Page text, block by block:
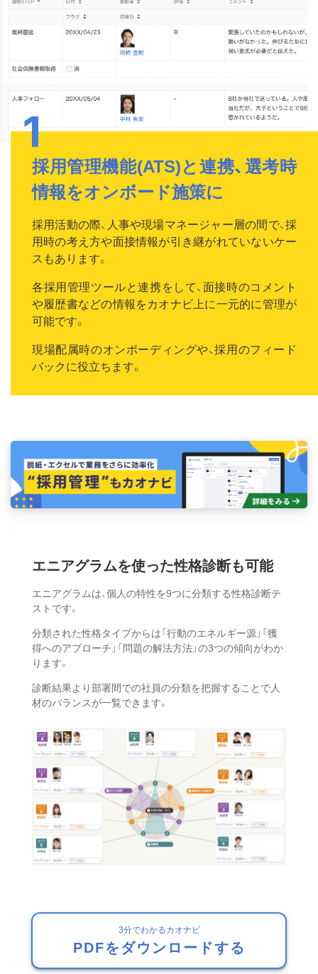
採用管理機能(ATS)と連携、選考時
情報をオンボード施策に
採用活動の際、人事や現場マネージャー層の間で、採
用時の考え方や面接情報が引き継がれていないケー
スもあります。
各採用管理ツールと連携をして、面接時のコメント
や履歴書などの情報をカオナビ上に一元的に管理が
可能です。
現場配属時のオンボーディングや、採用のフィード
バックに役立ちます。
エニアグラムを使った性格診断も可能
エニアグラムは、個人の特性を9つに分類する性格診断テ
ストです。
分類された性格タイプからは「行動のエネルギー源」「獲
得へのアプローチ」「問題の解法方法」の3つの傾向がわか
ります。
診断結果より部署間での社員の分類を把握することで人
材のバランスが一覧できます。
3分でわかるカオナビ
PDFをダウンロードする